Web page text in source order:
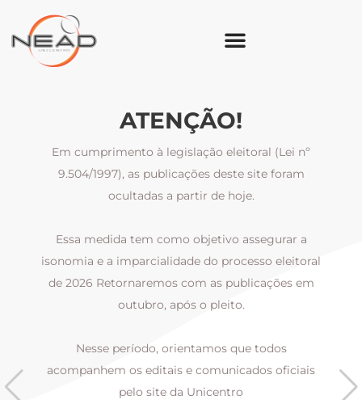
ATENÇÃO!
Em cumprimento à legislação eleitoral (Lei nº
9.504/1997), as publicações deste site foram
ocultadas a partir de hoje.
Essa medida tem como objetivo assegurar a
isonomia e a imparcialidade do processo eleitoral
de 2026 Retornaremos com as publicações em
outubro, após o pleito.
Nesse período, orientamos que todos
acompanhem os editais e comunicados oficiais
pelo site da Unicentro